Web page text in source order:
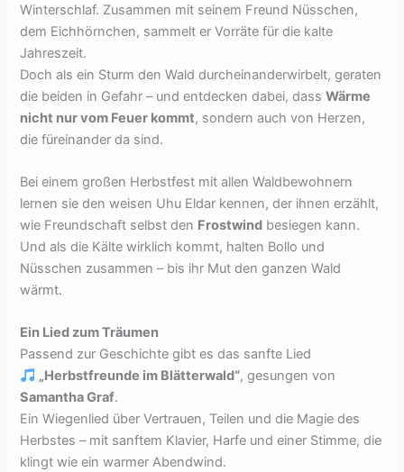
Winterschlaf. Zusammen mit seinem Freund Nüsschen,
dem Eichhörnchen, sammelt er Vorräte für die kalte
Jahreszeit.
Doch als ein Sturm den Wald durcheinanderwirbelt, geraten
die beiden in Gefahr – und entdecken dabei, dassWärme
nicht nur vom Feuer kommt, sondern auch von Herzen,
die füreinander da sind.
Bei einem großen Herbstfest mit allen Waldbewohnern
lernen sie den weisen Uhu Eldar kennen, der ihnen erzählt,
wie Freundschaft selbst den Frostwind besiegen kann.
Und als die Kälte wirklich kommt, halten Bollo und
Nüsschen zusammen – bis ihr Mut den ganzen Wald
wärmt.
Ein Lied zum Träumen
Passend zur Geschichte gibt es das sanfte Lied
„Herbstfreunde im Blätterwald“, gesungen von
Samantha Graf.
Ein Wiegenlied über Vertrauen, Teilen und die Magie des
Herbstes – mit sanftem Klavier, Harfe und einer Stimme, die
klingt wie ein warmer Abendwind.